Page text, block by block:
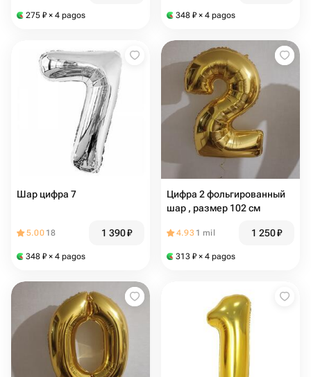
275 ₽ × 4 pagos 348 ₽ × 4 pagos
Шар цифра 7
5.00 18 1 390₽
348 ₽ × 4 pagos
Цифра 2 фольгированный
шар , размер 102 см
4.93 1 mil 1 250₽
313 ₽ × 4 pagos